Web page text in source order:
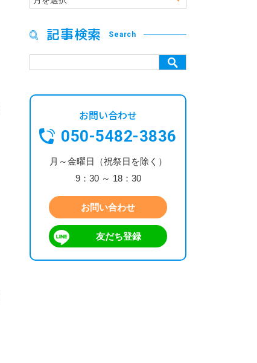
記事検索 Search
お問い合わせ
050-5482-3836
月～金曜日（祝祭日を除く）
9：30 ～ 18：30
お問い合わせ
友だち登録